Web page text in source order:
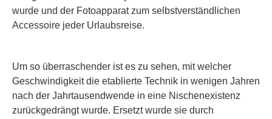
wurde und der Fotoapparat zum selbstverständlichen
Accessoire jeder Urlaubsreise.
Um so überraschender ist es zu sehen, mit welcher
Geschwindigkeit die etablierte Technik in wenigen Jahren
nach der Jahrtausendwende in eine Nischenexistenz
zurückgedrängt wurde. Ersetzt wurde sie durch